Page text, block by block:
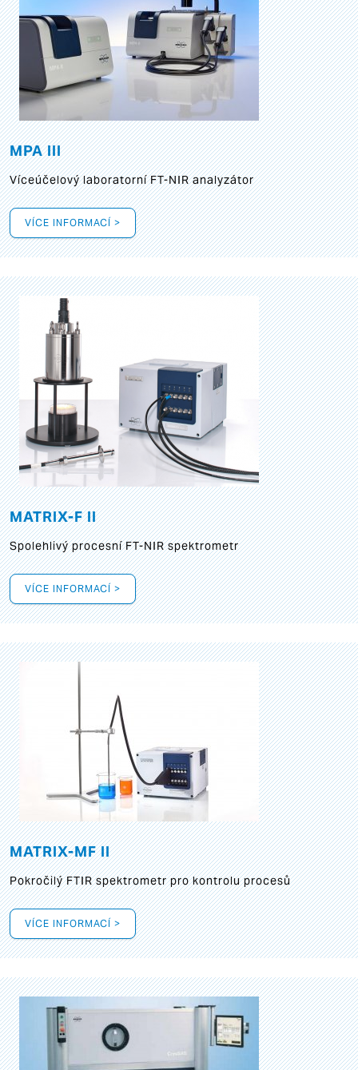
MPA III
Víceúčelový laboratorní FT-NIR analyzátor
VÍCE INFORMACÍ >
MATRIX-F II
Spolehlivý procesní FT-NIR spektrometr
VÍCE INFORMACÍ >
MATRIX-MF II
Pokročilý FTIR spektrometr pro kontrolu procesů
VÍCE INFORMACÍ >